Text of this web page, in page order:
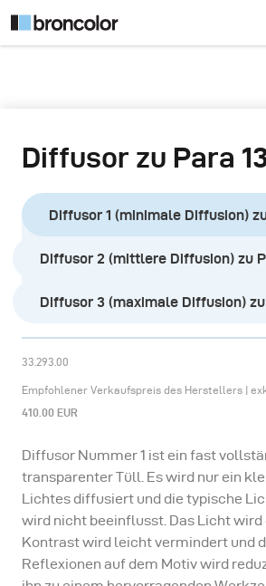
Diffusor zu Para
Diffusor 1 (minimale Diffusion)
Diffusor 2 (mittlere Diffusion) zu
Diffusor 3 (maximale Diffusion) zu
33.293.00
Empfohlener Verkaufspreis des Herstellers |
410.00 EUR
Diffusor Nummer 1 ist ein fast
transparenter Tüll. Es wird nur ein
Lichtes diffusiert und die typische
wird nicht beeinflusst. Das Licht wird
Kontrast wird leicht vermindert und
Reflexionen auf dem Motiv wird